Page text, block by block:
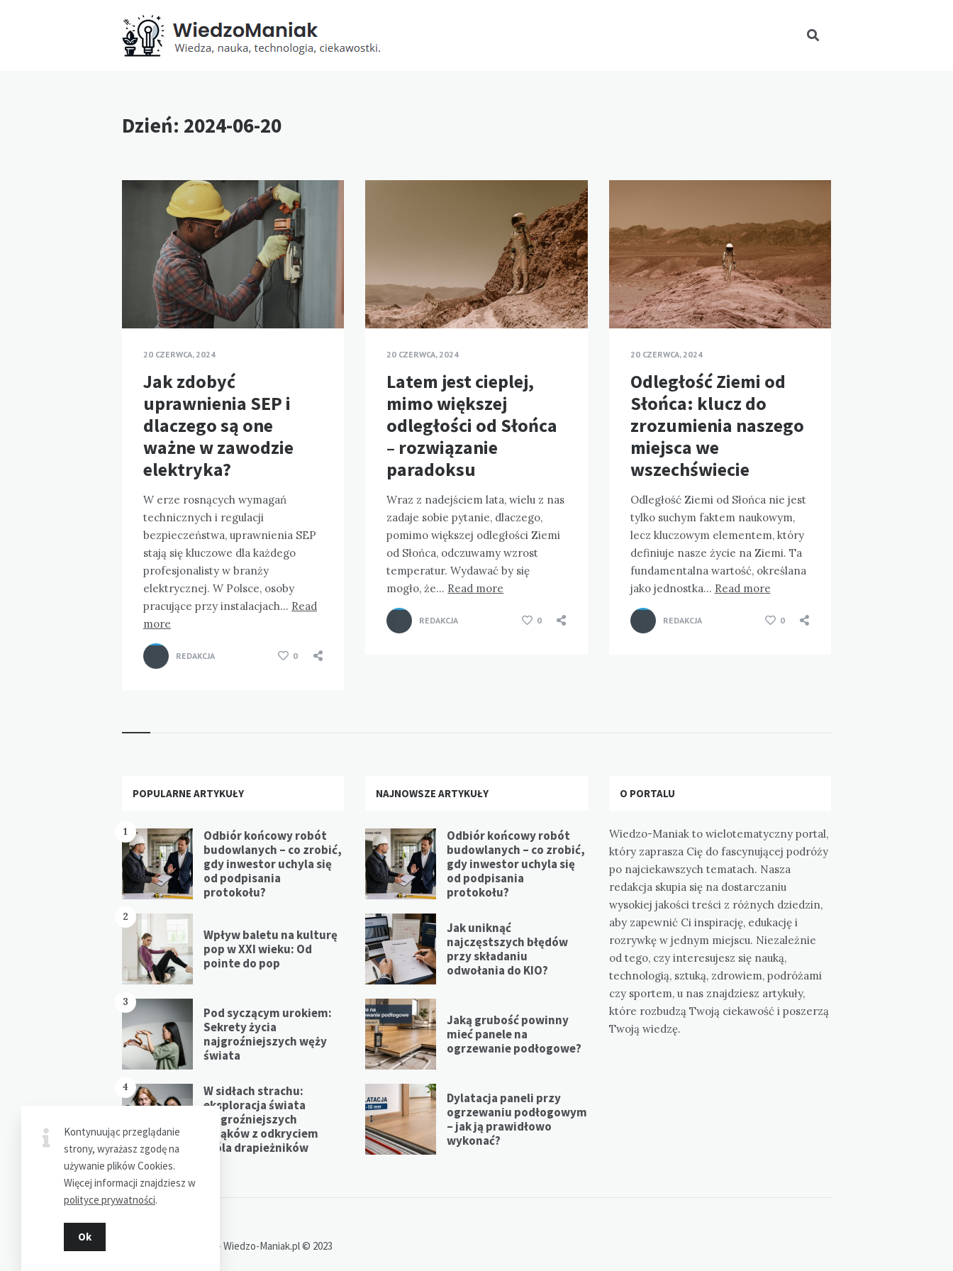
Dzień: 2024-06-20
20 CZERWCA, 2024
Jak zdobyć
uprawnienia SEP i
dlaczego są one
ważne w zawodzie
elektryka?
W erze rosnących wymagań
technicznych i regulacji
bezpieczeństwa, uprawnienia SEP
stają się kluczowe dla każdego
profesjonalisty w branży
elektrycznej. W Polsce, osoby
pracujące przy instalacjach… Read
more
REDAKCJA 0
20 CZERWCA, 2024
Latem jest cieplej,
mimo większej
odległości od Słońca
– rozwiązanie
paradoksu
Wraz z nadejściem lata, wielu z nas
zadaje sobie pytanie, dlaczego,
pomimo większej odległości Ziemi
od Słońca, odczuwamy wzrost
temperatur. Wydawać by się
mogło, że… Read more
REDAKCJA 0
20 CZERWCA, 2024
Odległość Ziemi od
Słońca: klucz do
zrozumienia naszego
miejsca we
wszechświecie
Odległość Ziemi od Słońca nie jest
tylko suchym faktem naukowym,
lecz kluczowym elementem, który
definiuje nasze życie na Ziemi. Ta
fundamentalna wartość, określana
jako jednostka… Read more
REDAKCJA 0
Widgets
POPULARNE ARTYKUŁY
1
Odbiór końcowy robót
budowlanych – co zrobić,
gdy inwestor uchyla się
od podpisania
protokołu?
2
Wpływ baletu na kulturę
pop w XXI wieku: Od
pointe do pop
3
Pod syczącym urokiem:
Sekrety życia
najgroźniejszych węży
świata
4
W sidłach strachu:
eksploracja świata
najgroźniejszych
pająków z odkryciem
króla drapieżników
NAJNOWSZE ARTYKUŁY
Odbiór końcowy robót
budowlanych – co zrobić,
gdy inwestor uchyla się
od podpisania
protokołu?
Jak uniknąć
najczęstszych błędów
przy składaniu
odwołania do KIO?
Jaką grubość powinny
mieć panele na
ogrzewanie podłogowe?
Dylatacja paneli przy
ogrzewaniu podłogowym
– jak ją prawidłowo
wykonać?
O PORTALU
Wiedzo-Maniak to wielotematyczny portal,
który zaprasza Cię do fascynującej podróży
po najciekawszych tematach. Nasza
redakcja skupia się na dostarczaniu
wysokiej jakości treści z różnych dziedzin,
aby zapewnić Ci inspirację, edukację i
rozrywkę w jednym miejscu. Niezależnie
od tego, czy interesujesz się nauką,
technologią, sztuką, zdrowiem, podróżami
czy sportem, u nas znajdziesz artykuły,
które rozbudzą Twoją ciekawość i poszerzą
Twoją wiedzę.
Dziękujemy za wizytę - Wiedzo-Maniak.pl © 2023
Kontynuując przeglądanie
strony, wyrażasz zgodę na
używanie plików Cookies.
Więcej informacji znajdziesz w
polityce prywatności.
Ok